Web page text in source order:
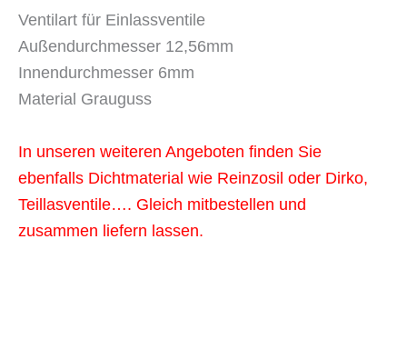
Ventilart für Einlassventile
Außendurchmesser 12,56mm
Innendurchmesser 6mm
Material Grauguss
In unseren weiteren Angeboten finden Sie
ebenfalls Dichtmaterial wie Reinzosil oder Dirko,
Teillasventile…. Gleich mitbestellen und
zusammen liefern lassen.